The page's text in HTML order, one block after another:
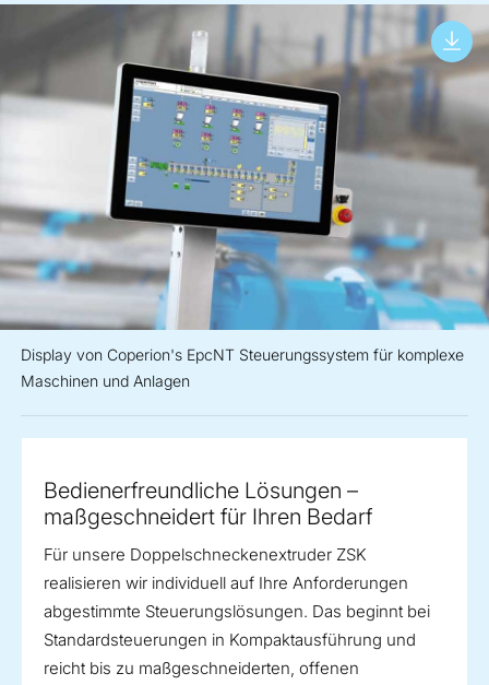
Display von Coperion's EpcNT Steuerungssystem für komplexe
Maschinen und Anlagen
Bedienerfreundliche Lösungen –
maßgeschneidert für Ihren Bedarf
Für unsere Doppelschneckenextruder ZSK
realisieren wir individuell auf Ihre Anforderungen
abgestimmte Steuerungslösungen. Das beginnt bei
Standardsteuerungen in Kompaktausführung und
reicht bis zu maßgeschneiderten, offenen